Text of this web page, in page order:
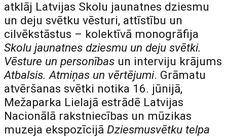
atklāj Latvijas Skolu jaunatnes dziesmu
un deju svētku vēsturi, attīstību un
cilvēkstāstus – kolektīvā monogrāfija
Skolu jaunatnes dziesmu un deju svētki.
Vēsture un personības un interviju krājums
Atbalsis. Atmiņas un vērtējumi. Grāmatu
atvēršanas svētki notika 16. jūnijā,
Mežaparka Lielajā estrādē Latvijas
Nacionālā rakstniecības un mūzikas
muzeja ekspozīcijāDziesmusvētku telpa